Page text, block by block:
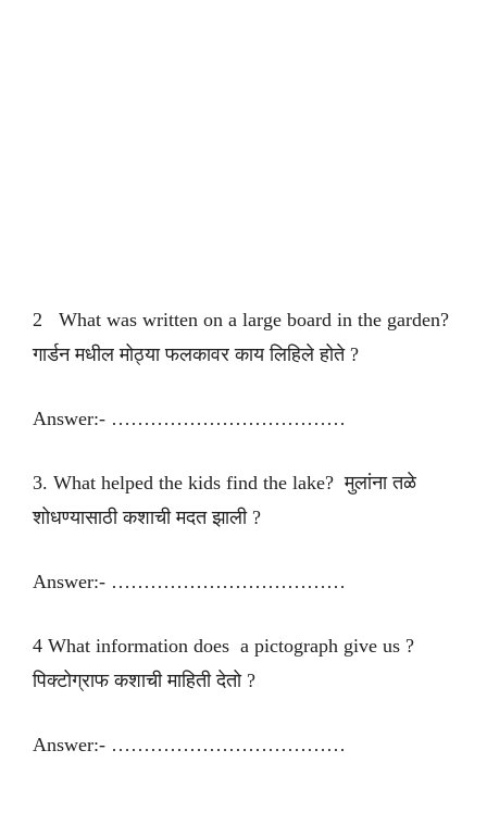
2 What was written on a large board in the garden?
गार्डन मधील मोठ्या फलकावर काय लिहिले होते ?
Answer:- ………………………………
3. What helped the kids find the lake? मुलांना तळे
शोधण्यासाठी कशाची मदत झाली ?
Answer:- ………………………………
4 What information does a pictograph give us ?
पिक्टोग्राफ कशाची माहिती देतो ?
Answer:- ………………………………